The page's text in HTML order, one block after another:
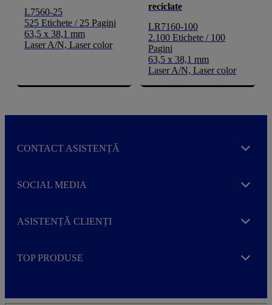
L7560-25
525 Etichete / 25 Pagini
63,5 x 38,1 mm
Laser A/N, Laser color
reciclate
LR7160-100
2.100 Etichete / 100
Pagini
63,5 x 38,1 mm
Laser A/N, Laser color
CONTACT ASISTENȚĂ Expand
SOCIAL MEDIA Expand
ASISTENȚĂ CLIENȚI Expand
TOP PRODUSE Expand